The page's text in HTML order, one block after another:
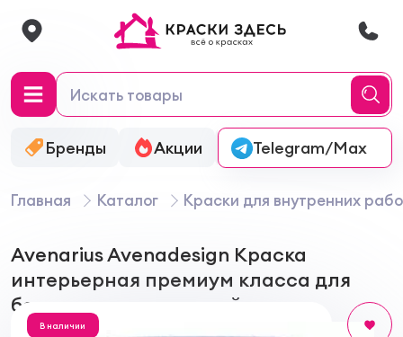
Бренды Акции Онлайн-колеровка
Telegram/Max
Главная Каталог Краски для внутренних
Avenarius Avenadesign Краска
интерьерная премиум класса для
безупречных покрытий
В наличии